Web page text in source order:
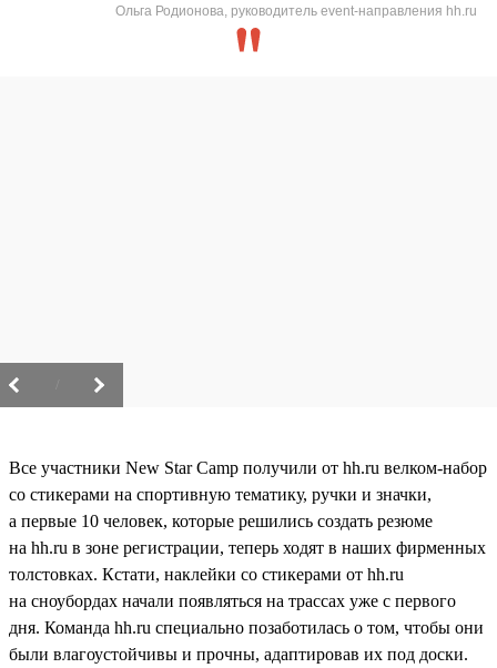
Ольга Родионова, руководитель event-направления hh.ru
Все участники New Star Camp получили от hh.ru велком-набор
со стикерами на спортивную тематику, ручки и значки,
а первые 10 человек, которые решились создать резюме
на hh.ru в зоне регистрации, теперь ходят в наших фирменных
толстовках. Кстати, наклейки со стикерами от hh.ru
на сноубордах начали появляться на трассах уже с первого
дня. Команда hh.ru специально позаботилась о том, чтобы они
были влагоустойчивы и прочны, адаптировав их под доски.